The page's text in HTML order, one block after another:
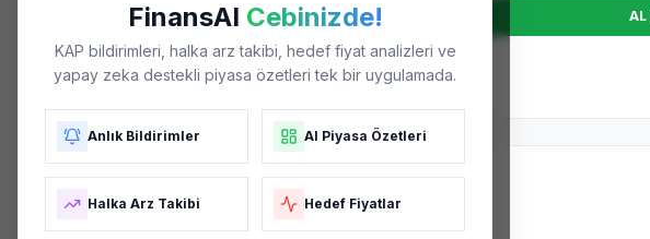
FinansAI Cebinizde!
KAP bildirimleri, halka arz takibi, hedef fiyat analizleri ve
yapay zeka destekli piyasa özetleri tek bir uygulamada.
Anlık Bildirimler AI Piyasa Özetleri
Halka Arz Takibi Hedef Fiyatlar
AL
Strong Buy
Aracı Kurum Tahminleri
ARACI KURUM